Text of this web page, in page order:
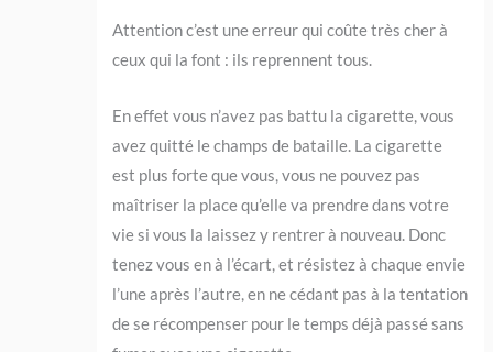
Attention c’est une erreur qui coûte très cher à
ceux qui la font : ils reprennent tous.
En effet vous n’avez pas battu la cigarette, vous
avez quitté le champs de bataille. La cigarette
est plus forte que vous, vous ne pouvez pas
maîtriser la place qu’elle va prendre dans votre
vie si vous la laissez y rentrer à nouveau. Donc
tenez vous en à l’écart, et résistez à chaque envie
l’une après l’autre, en ne cédant pas à la tentation
de se récompenser pour le temps déjà passé sans